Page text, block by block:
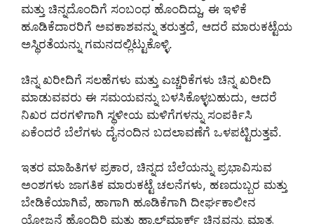
ಮತ್ತು ಚಿನ್ನದೊಂದಿಗೆ ಸಂಬಂಧ ಹೊಂದಿದ್ದು, ಈ ಇಳಿಕೆ
ಹೂಡಿಕೆದಾರರಿಗೆ ಅವಕಾಶವನ್ನು ತರುತ್ತದೆ, ಆದರೆ ಮಾರುಕಟ್ಟೆಯ
ಅಸ್ಥಿರತೆಯನ್ನು ಗಮನದಲ್ಲಿಟ್ಟುಕೊಳ್ಳಿ.
ಚಿನ್ನ ಖರೀದಿಗೆ ಸಲಹೆಗಳು ಮತ್ತು ಎಚ್ಚರಿಕೆಗಳು ಚಿನ್ನ ಖರೀದಿ
ಮಾಡುವವರು ಈ ಸಮಯವನ್ನು ಬಳಸಿಕೊಳ್ಳಬಹುದು, ಆದರೆ
ನಿಖರ ದರಗಳಿಗಾಗಿ ಸ್ಥಳೀಯ ಮಳಿಗೆಗಳನ್ನು ಸಂಪರ್ಕಿಸಿ
ಏಕೆಂದರೆ ಬೆಲೆಗಳು ದೈನಂದಿನ ಬದಲಾವಣೆಗೆ ಒಳಪಟ್ಟಿರುತ್ತವೆ.
ಇತರ ಮಾಹಿತಿಗಳ ಪ್ರಕಾರ, ಚಿನ್ನದ ಬೆಲೆಯನ್ನು ಪ್ರಭಾವಿಸುವ
ಅಂಶಗಳು ಜಾಗತಿಕ ಮಾರುಕಟ್ಟೆ ಚಲನೆಗಳು, ಹಣದುಬ್ಬರ ಮತ್ತು
ಬೇಡಿಕೆಯಾಗಿವೆ, ಹಾಗಾಗಿ ಹೂಡಿಕೆಗಾಗಿ ದೀರ್ಘಕಾಲೀನ
ಯೋಜನೆ ಹೊಂದಿರಿ ಮತ್ತು ಹ್ಯಾಲ್‌ಮಾರ್ಕ್ ಚಿನ್ನವನ್ನು ಮಾತ್ರ